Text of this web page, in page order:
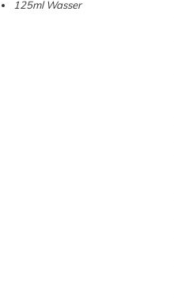
125ml Wasser